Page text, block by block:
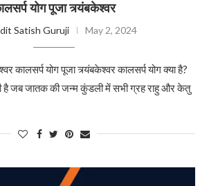
योग पूजा त्र्यंबकेश्वर
Satish Guruji May 2, 2024
कालसर्प योग पूजा त्र्यंबकेश्वर कालसर्प योग क्या है?
है जब जातक की जन्म कुंडली में सभी ग्रह राहु और केतु